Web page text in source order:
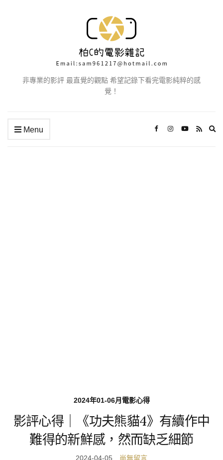
非專業的影評 最直覺的觀點 希望記錄下看完電影純粹的感
覺！
Menu
2024年01-06月電影心得
影評心得｜《功夫熊貓4》有續作中
難得的新鮮感，然而缺乏細節
2024-04-05 尚無留言